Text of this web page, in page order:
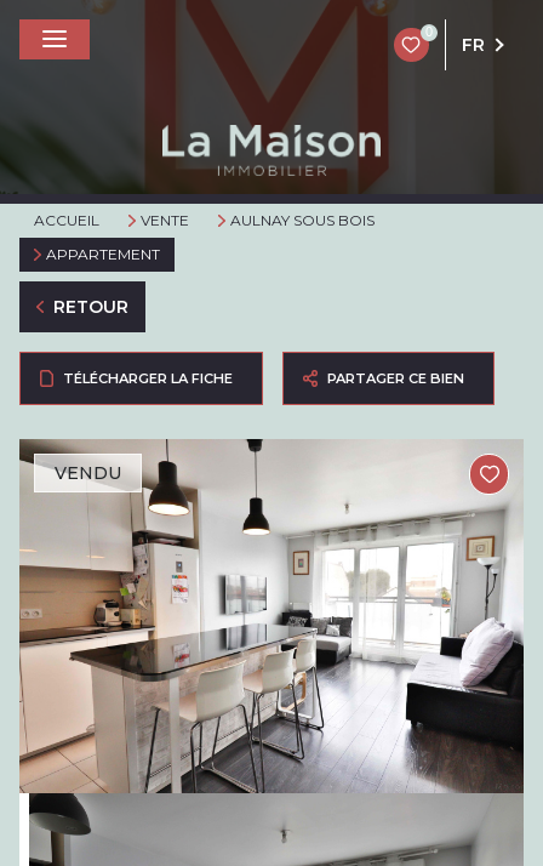
0
FR
ACCUEIL VENTE
AULNAY SOUS BOIS
APPARTEMENT
RETOUR
TÉLÉCHARGER LA FICHE PARTAGER CE BIEN
VENDU